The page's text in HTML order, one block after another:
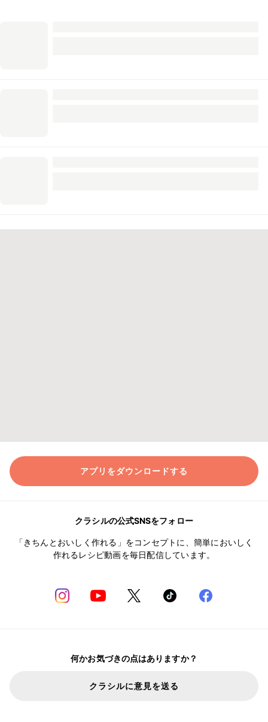
アプリをダウンロードする
クラシルの公式SNSをフォロー
「きちんとおいしく作れる」をコンセプトに、簡単においしく
作れるレシピ動画を毎日配信しています。
何かお気づきの点はありますか？
クラシルに意見を送る